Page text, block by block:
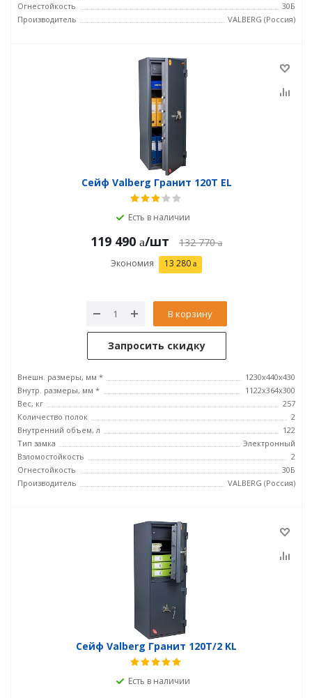
Огнестойкость
30Б
Производитель
VALBERG (Россия)
Сейф Valberg Гранит 120T EL
Есть в наличии
119 490 /шт 132 770
Экономия 13 280
В корзину
Запросить скидку
Внешн. размеры, мм *
1230x440x430
Внутр. размеры, мм *
1122x364x300
Вес, кг
257
Количество полок
2
Внутренний объем, л
122
Тип замка
Электронный
Взломостойкость
2
Огнестойкость
30Б
Производитель
VALBERG (Россия)
Сейф Valberg Гранит 120T/2 KL
Есть в наличии